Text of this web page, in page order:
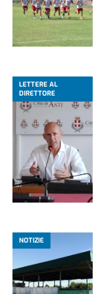
LETTERE AL
DIRETTORE
NOTIZIE